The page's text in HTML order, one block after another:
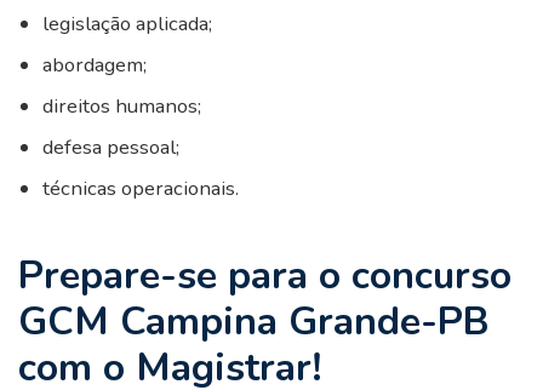
legislação aplicada;
abordagem;
direitos humanos;
defesa pessoal;
técnicas operacionais.
Prepare-se para o concurso
GCM Campina Grande-PB
com o Magistrar!